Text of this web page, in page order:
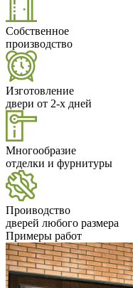
Собственное
производство
Изготовление
двери от 2-х дней
Многообразие
отделки и фурнитуры
Проиводство
дверей любого размера
Примеры работ